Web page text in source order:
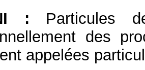
:
Particules
des
appelées